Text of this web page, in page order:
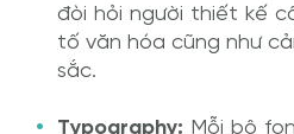
đòi hỏi người thiết kế
tố văn hóa cũng như
sắc.
Typography: Mỗi bộ